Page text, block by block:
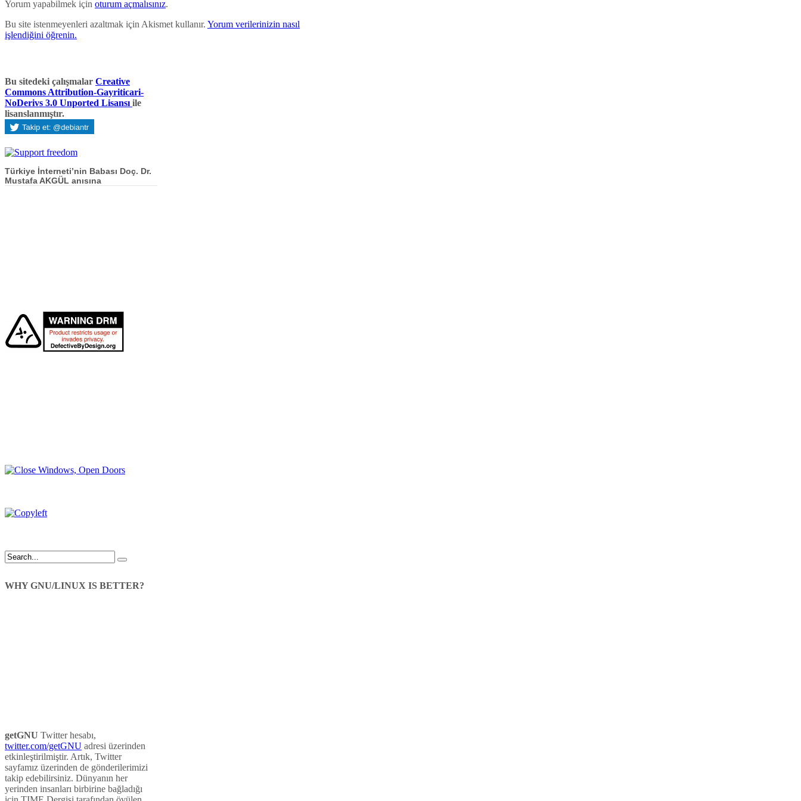
Yorum yapabilmek için oturum açmalısınız.
Bu site istenmeyenleri azaltmak için Akismet kullanır. Yorum verilerinizin nasıl
işlendiğini öğrenin.
Bu sitedeki çalışmalar Creative
Commons Attribution-Gayriticari-
NoDerivs 3.0 Unported Lisansı ile
lisanslanmıştır.
Türkiye İnterneti’nin Babası Doç. Dr.
Mustafa AKGÜL anısına
WHY GNU/LINUX IS BETTER?
getGNU Twitter hesabı,
twitter.com/getGNU adresi üzerinden
etkinleştirilmiştir. Artık, Twitter
sayfamız üzerinden de gönderilerimizi
takip edebilirsiniz. Dünyanın her
yerinden insanları birbirine bağladığı